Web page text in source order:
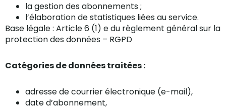
la gestion des abonnements ;
l’élaboration de statistiques liées au service.
Base légale : Article 6 (1) e du règlement général sur la
protection des données – RGPD
Catégories de données traitées :
adresse de courrier électronique (e-mail),
date d’abonnement,